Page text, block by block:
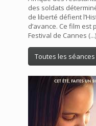
des soldats
de liberté défient
d’avance. Ce film
Festival de Cannes (...)
Toutes les séances